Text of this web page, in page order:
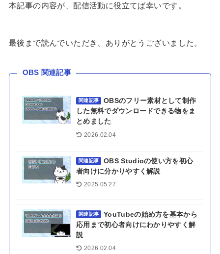
本記事の内容が、配信活動に役立てば幸いです。
最後まで読んでいただき、ありがとうございました。
OBS 関連記事
関連記事
OBSのフリー素材として制作
した無料でダウンロードできる物をま
とめました
2026.02.04
関連記事
OBS Studioの使い方を初心
者向けに分かりやすく解説
2025.05.27
関連記事
YouTubeの始め方を基本から
応用まで初心者向けにわかりやすく解
説
2026.02.04